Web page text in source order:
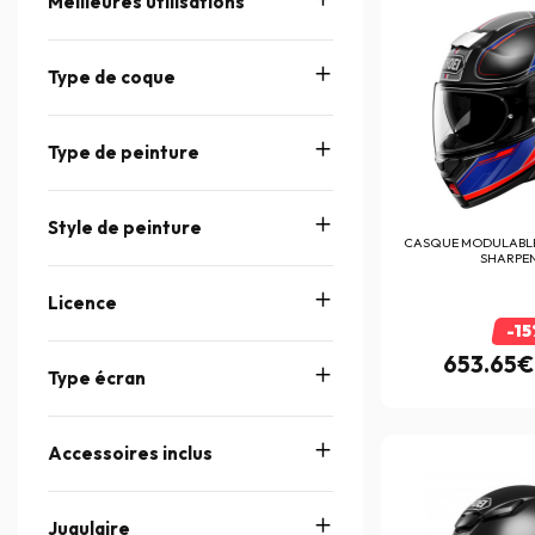
Factory Effex
Five (289)
FLY RACING (1)
FMF (292)
FOX (172)
FR Sécurité
Furygan
Type de coque
Type de peinture
Style de peinture
Licence
Type écran
Accessoires inclus
Jugulaire
CASQUE
-
653.65€